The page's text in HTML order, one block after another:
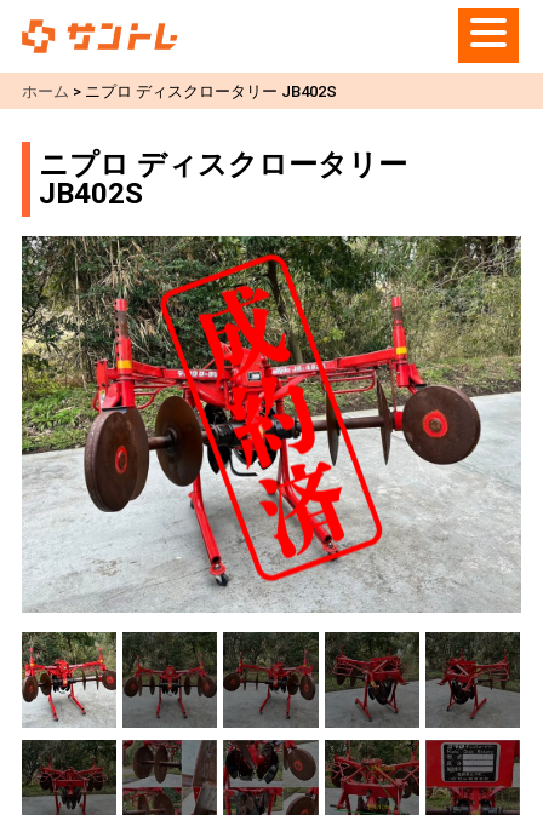
ホーム > ニプロ ディスクロータリー JB402S
ニプロ ディスクロータリー
JB402S